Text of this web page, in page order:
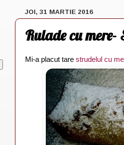
JOI, 31 MARTIE 2016
Rulade cu mere-
Mi-a placut tare strudelul cu